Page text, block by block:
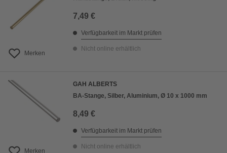
Merken
7,49 €
Verfügbarkeit im Markt prüfen
Nicht online erhältlich
Merken
GAH ALBERTS
BA-Stange, Silber, Aluminium, Ø 10 x 1000 mm
8,49 €
Verfügbarkeit im Markt prüfen
Nicht online erhältlich